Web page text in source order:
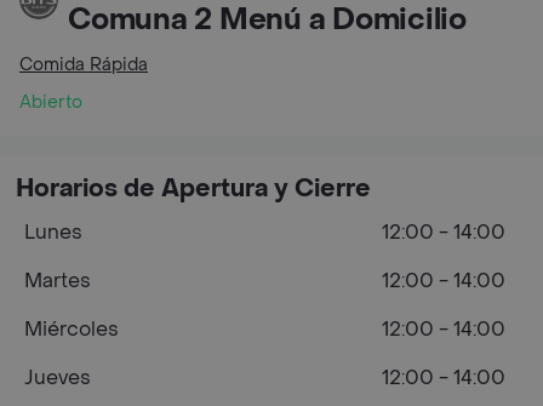
Comuna 2 Menú a Domicilio
Comida Rápida
Abierto
Horarios de Apertura y Cierre
Lunes
12:00 - 14:00
Martes
12:00 - 14:00
Miércoles
12:00 - 14:00
Jueves
12:00 - 14:00